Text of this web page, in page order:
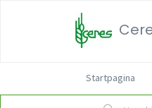
Startpagina